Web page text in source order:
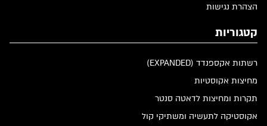
הצהרת נגישות
קטגוריות
רשתות אקספנדד (EXPANDED)
מחיצות אקוסטיות
תקרות ומחיצות לדאטה סנטר
אקוסטיקה לתעשיה ומשתיקי קול